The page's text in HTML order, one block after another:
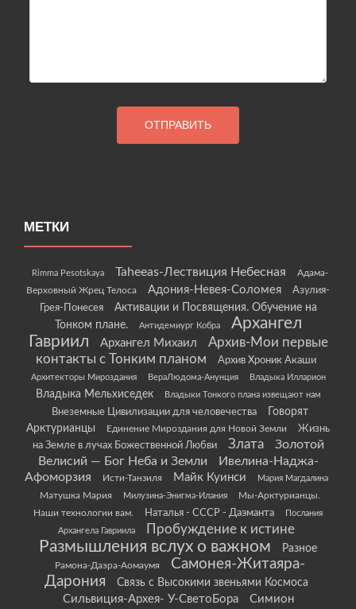
МЕТКИ
Rimma Pesotskaya Taheeas-Лествиция Небесная
Адама-
Верховный Жрец Телоса
Адония-Невея-Соломея
Азулия-
Грея-Понесея
Активации и Посвящения. Обучение на
Тонком плане.
Антидемиург Кобра
Архангел
Гавриил
Архангел Михаил
Архив-Мои первые
контакты с Тонким планом
Архив Хроник Акаши
Архитекторы Мироздания ВераЛюдома-Анунция Владыка Илларион
Владыка Мельхиседек Владыки Тонкого плана извещают нам
Внеземные Цивилизации для человечества
Говорят
Арктурианцы
Единение Мироздания для Новой Земли
Жизнь
на Земле в лучах Божественной Любви
Злата
Золотой
Велисий — Бог Неба и Земли
Ивелина-Наджа-
Афоморзия
Исти-Танзиля Майк Куинси Мария Магдалина
Матушка Мария Милузина-Энигма-Илания
Мы-Арктурианцы.
Наши технологии вам.
Наталья - СССР - Даэманта
Послания
Архангела Гавриила
Пробуждение к истине
Размышления вслух о важном Разное
Рамона-Даэра-Аомаумя
Самонея-Житаяра-
Дарония
Связь с Высокими звеньями Космоса
Сильвиция-Архея- У-СветоБора Симион